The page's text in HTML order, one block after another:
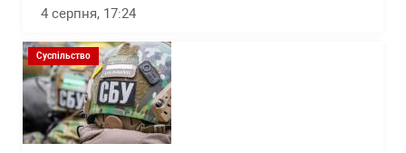
4 серпня, 17:24
Суспільство